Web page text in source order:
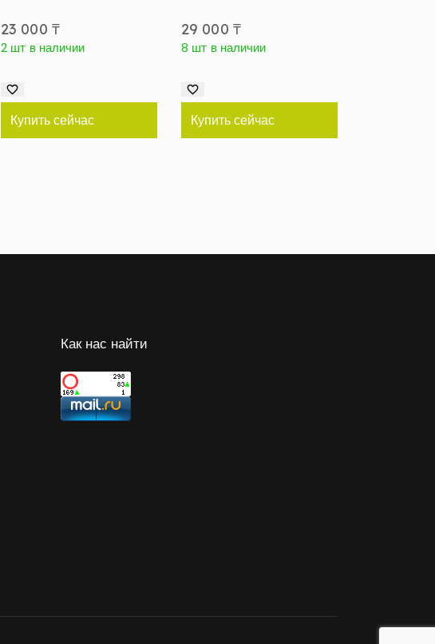
23 000 ₸
2 шт в наличии
Купить сейчас
29 000 ₸
8 шт в наличии
Купить сейчас
Как нас найти